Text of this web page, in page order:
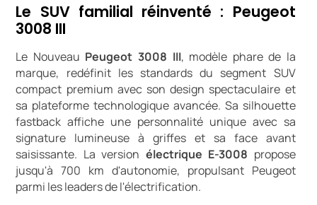
Le SUV familial réinventé : Peugeot
3008 III
Le Nouveau Peugeot 3008 III, modèle phare de la
marque, redéfinit les standards du segment SUV
compact premium avec son design spectaculaire et
sa plateforme technologique avancée. Sa silhouette
fastback affiche une personnalité unique avec sa
signature lumineuse à griffes et sa face avant
saisissante. La version électrique E-3008 propose
jusqu'à 700 km d'autonomie, propulsant Peugeot
parmi les leaders de l'électrification.